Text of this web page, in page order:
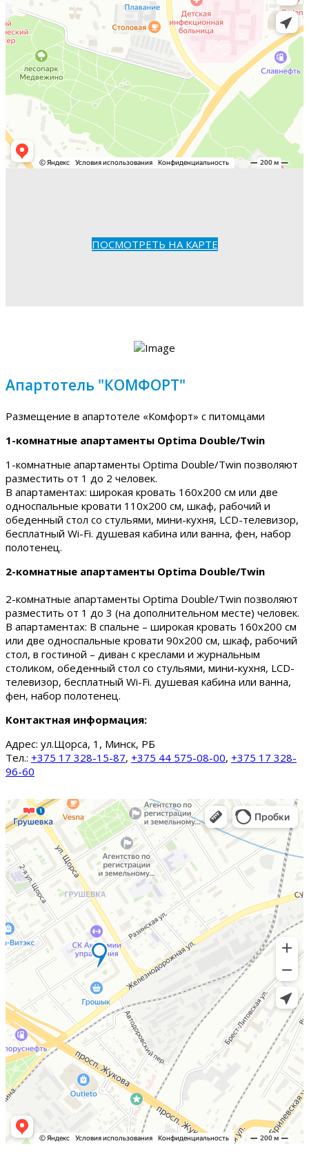
ПОСМОТРЕТЬ НА КАРТЕ
Апартотель "КОМФОРТ"
Размещение в апартотеле «Комфорт» с питомцами
1-комнатные апартаменты Optima Double/Twin
1-комнатные апартаменты Optima Double/Twin позволяют
разместить от 1 до 2 человек.
В апартаментах: широкая кровать 160х200 см или две
односпальные кровати 110х200 см, шкаф, рабочий и
обеденный стол со стульями, мини-кухня, LCD-телевизор,
бесплатный Wi-Fi. душевая кабина или ванна, фен, набор
полотенец.
2-комнатные апартаменты Optima Double/Twin
2-комнатные апартаменты Optima Double/Twin позволяют
разместить от 1 до 3 (на дополнительном месте) человек.
В апартаментах: В спальне – широкая кровать 160х200 см
или две односпальные кровати 90х200 см, шкаф, рабочий
стол, в гостиной – диван с креслами и журнальным
столиком, обеденный стол со стульями, мини-кухня, LCD-
телевизор, бесплатный Wi-Fi. душевая кабина или ванна,
фен, набор полотенец.
Контактная информация:
Адрес: ул.Щорса, 1, Минск, РБ
Тел.: +375 17 328-15-87, +375 44 575-08-00, +375 17 328-
96-60